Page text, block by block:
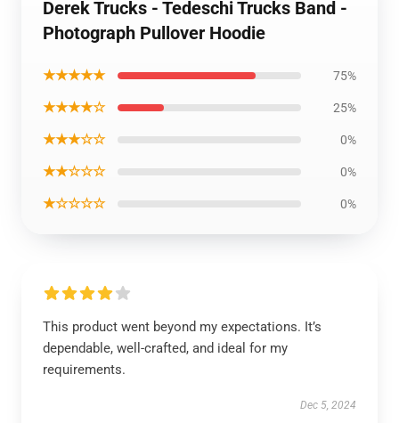
Derek Trucks - Tedeschi Trucks Band -
Photograph Pullover Hoodie
★★★★★ 75%
★★★★☆ 25%
★★★☆☆ 0%
★★☆☆☆ 0%
★☆☆☆☆ 0%
This product went beyond my expectations. It’s
dependable, well-crafted, and ideal for my
requirements.
Dec 5, 2024